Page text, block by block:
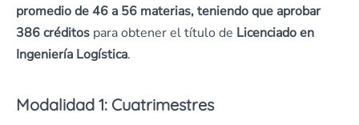
promedio de 46 a 56 materias, teniendo que aprobar
386 créditos para obtener el título de Licenciado en
Ingeniería Logística.
Modalidad 1: Cuatrimestres